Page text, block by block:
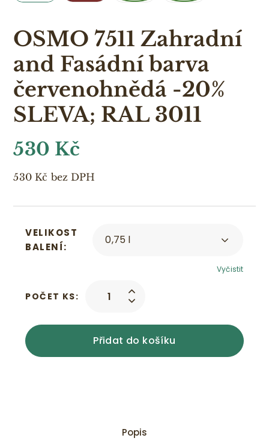
OSMO 7511 Zahradní
and Fasádní barva
červenohnědá -20%
SLEVA; RAL 3011
530 Kč
530 Kč bez DPH
VELIKOST
BALENÍ
Vyčistit
POČET KS:
Přidat do košíku
Popis